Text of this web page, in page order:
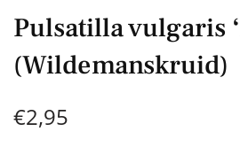
Pulsatilla vulgaris
(Wildemanskruid)
€2,95